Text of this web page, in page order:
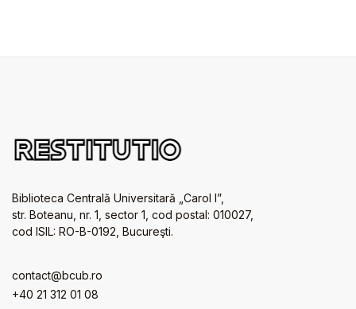
Biblioteca Centrală Universitară „Carol I”,
str. Boteanu, nr. 1, sector 1, cod postal: 010027,
cod ISIL: RO-B-0192, Bucureşti.
contact@bcub.ro
+40 21 312 01 08